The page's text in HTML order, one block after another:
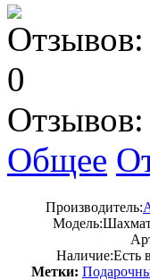
Отзывов:
Общее
Производитель:
Модель:
Наличие:Есть
Метки: